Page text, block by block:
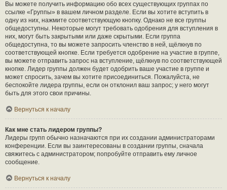
Вы можете получить информацию обо всех существующих группах по
ссылке «Группы» в вашем личном разделе. Если вы хотите вступить в
одну из них, нажмите соответствующую кнопку. Однако не все группы
общедоступны. Некоторые могут требовать одобрения для вступления в
них, могут быть закрытыми или даже скрытыми. Если группа
общедоступна, то вы можете запросить членство в ней, щёлкнув по
соответствующей кнопке. Если требуется одобрение на участие в группе,
вы можете отправить запрос на вступление, щёлкнув по соответствующей
кнопке. Лидер группы должен будет одобрить ваше участие в группе и
может спросить, зачем вы хотите присоединиться. Пожалуйста, не
беспокойте лидера группы, если он отклонил ваш запрос; у него могут
быть для этого свои причины.
Вернуться к началу
Как мне стать лидером группы?
Лидеры групп обычно назначаются при их создании администраторами
конференции. Если вы заинтересованы в создании группы, сначала
свяжитесь с администратором; попробуйте отправить ему личное
сообщение.
Вернуться к началу